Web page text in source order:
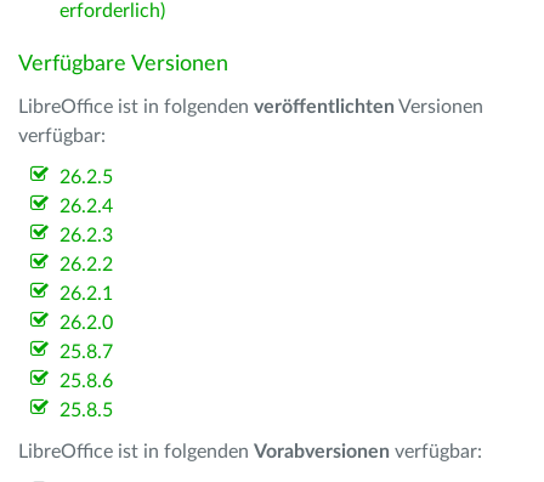
erforderlich)
Verfügbare Versionen
LibreOffice ist in folgenden veröffentlichten Versionen
verfügbar:
26.2.5
26.2.4
26.2.3
26.2.2
26.2.1
26.2.0
25.8.7
25.8.6
25.8.5
LibreOffice ist in folgenden Vorabversionen verfügbar: